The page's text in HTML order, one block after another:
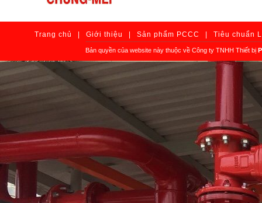
Trang chủ Giới thiệu Sản phẩm PCCC Tiêu chuẩn
Bản quyền của website này thuộc về Công ty TNHH Thiết bị